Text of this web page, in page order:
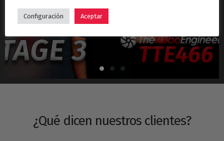
Hyundai i30N Stage 3 – Turbo TTE466
¿Qué dicen nuestros clientes?
Configuración Aceptar